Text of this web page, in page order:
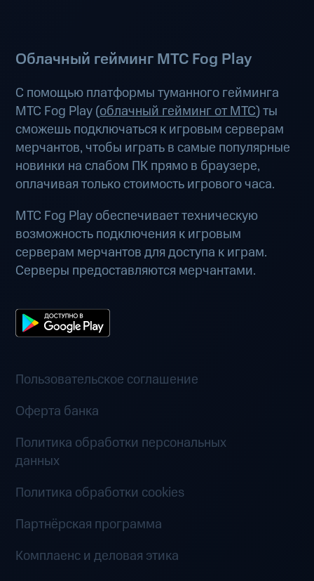
Облачный гейминг МТС Fog Play
С помощью платформы туманного гейминга
МТС Fog Play (облачный гейминг от МТС) ты
сможешь подключаться к игровым серверам
мерчантов, чтобы играть в самые популярные
новинки на слабом ПК прямо в браузере,
оплачивая только стоимость игрового часа.
МТС Fog Play обеспечивает техническую
возможность подключения к игровым
серверам мерчантов для доступа к играм.
Серверы предоставляются мерчантами.
Пользовательское соглашение
Оферта банка
Политика обработки персональных
данных
Политика обработки cookies
Партнёрская программа
Комплаенс и деловая этика